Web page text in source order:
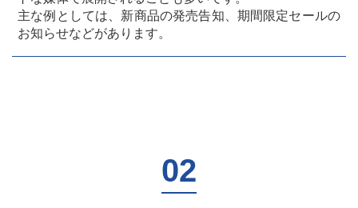
主な例としては、新商品の発売告知、期間限定セールの
お知らせなどがあります。